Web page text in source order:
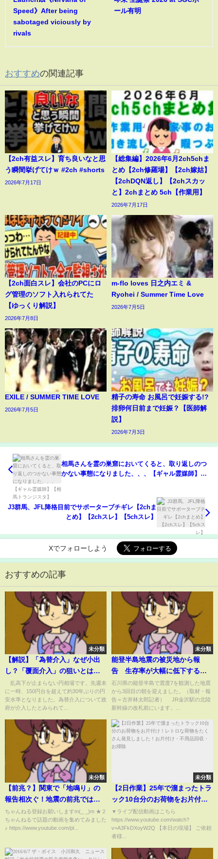
Speed》After being
sabotaged viciously by
rivals
ール有明
おすすめの関連記事
【2ch有益スレ】育ち良いなと思
う瞬間挙げてけｗ #2ch #shorts
2026年7月17日
【総集編】2026年6月2ch5chま
とめ【2ch修羅場】【2ch嫁姑】
【2chDQN返し】【2chスカッ
と】2chまとめ 5ch【作業用】
2026年7月17日
【2ch面白スレ】会社のPCにロ
グ管理のソフト入れられてた
【ゆっくり解説】
2026年7月8日
m-flo loves 日之内エミ &
Ryohei / Summer Time Love
2026年7月5日
EXILE / SUMMER TIME LOVE
2026年7月5日
精子の寿命 お風呂で妊娠する!?
排卵何日前まで妊娠？【医師解
説】
2026年7月3日
相馬さんを霊の巣窟においてくると、取り返しのつ
かない事態になりました、、、【ギャル霊媒師】
J3群馬、JFL降格目前でサポーターブチギレ【2chま
とめ】【2chスレ】【5chスレ】
Xでフォローしよう
おすすめの記事
未分類
【解説】「為替介入」なぜ小出
し？「覆面介入」の狙いとは？
(2022年10月24日)
乱高下が止まらない円相場です。先週末
に一時、150円台を超えて約30年ぶりの円
安水準となりました。為替介入について政
府が介入したとみられて...
未分類
能登半島地震の被災地から報
告 生存率が大幅に低下する
「被災72時間」を迎える現地の
様子は
石川県の能登半島で震度7を観測した地震
から3回目の朝を迎えました。（取材・報
告＝古井林太郎記者） JR金沢駅の北陸
新幹線の改札前にいます。...
未分類
【前兆？】関東で「地鳴り」の
報告相次ぐ！地震の前兆ではな
いかと不安の声も
ちゃんねる登録お願いしますm(_ _)m ★２
ちゃんねるで話題の動画を集めてみました
♪ https://www.youtube.com/pl...
未分類
【2日作業】25年で溜まったトラ
ック10台分のお荷物をお片付
け！レトロな荷物をたくさん発
見しました！お片付け・不用品
回収・お掃除
▼ライブ配信動画はこちら
https://www.youtube.com/watch?
v=A3FkDXoyW2Q 【本日の現場】 ご依頼
者様...